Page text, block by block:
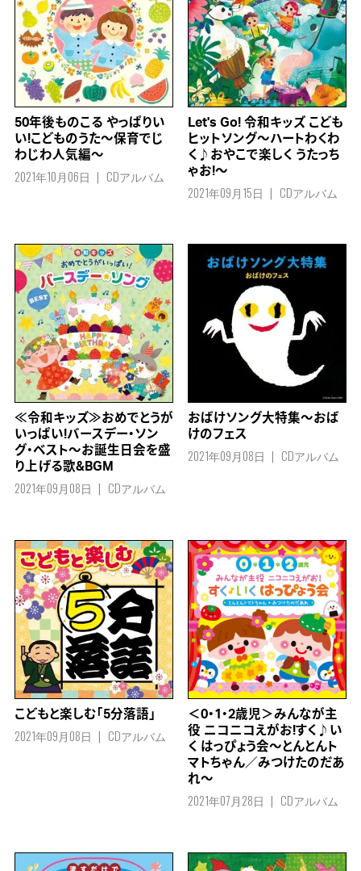
50年後ものこる やっぱりい
い!こどものうた～保育でじ
わじわ人気編～
2021年10月06日 CDアルバム
Let's Go! 令和キッズ こども
ヒットソング～ハートわくわ
く♪おやこで楽しく うたっち
ゃお!～
2021年09月15日 CDアルバム
≪令和キッズ≫おめでとうが
いっぱい!バースデー・ソン
グ・ベスト～お誕生日会を盛
り上げる歌&BGM
2021年09月08日 CDアルバム
おばけソング大特集～おば
けのフェス
2021年09月08日 CDアルバム
こどもと楽しむ「5分落語」
2021年09月08日 CDアルバム
＜0・1・2歳児＞みんなが主
役 ニコニコえがお!すく♪い
く はっぴょう会～とんとんト
マトちゃん／みつけたのだあ
れ～
2021年07月28日 CDアルバム